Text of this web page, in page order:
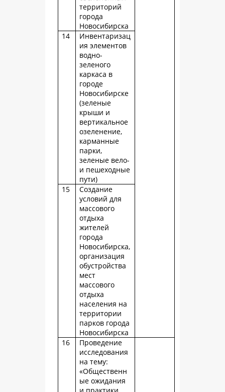
территорий
города
Новосибирска
14
Инвентаризац
ия элементов
водно-
зеленого
каркаса в
городе
Новосибирске
(зеленые
крыши и
вертикальное
озеленение,
карманные
парки,
зеленые вело-
и пешеходные
пути)
15
Создание
условий для
массового
отдыха
жителей
города
Новосибирска,
организация
обустройства
мест
массового
отдыха
населения на
территории
парков города
Новосибирска
16
Проведение
исследования
на тему:
«Общественн
ые ожидания